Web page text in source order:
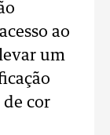
ao
um
cor